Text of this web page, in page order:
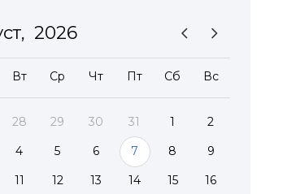
2026
Вт Ср Чт Пт Сб Вс
28 29 30 31 1
2
4 5 6 7 8
9
11 12 13 14 15
16